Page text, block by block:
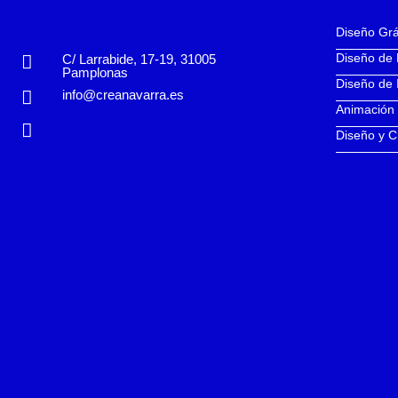
C/ Larrabide, 17-19, 31005
Pamplonas
info@creanavarra.es
Diseño
Diseño de
Diseño de
Animación
Diseño y